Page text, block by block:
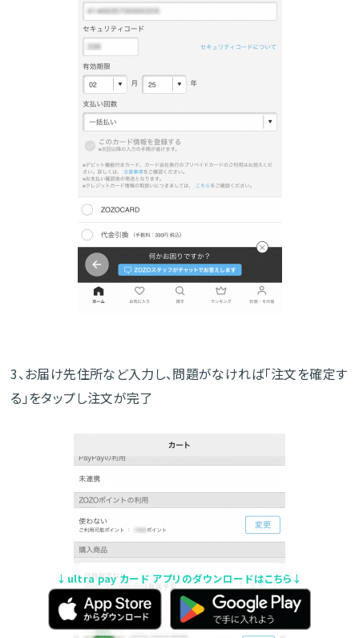
3、お届け先住所など入力し、問題がなければ「注文を確定す
る」をタップし注文が完了
↓ultra pay カード アプリのダウンロードはこちら↓